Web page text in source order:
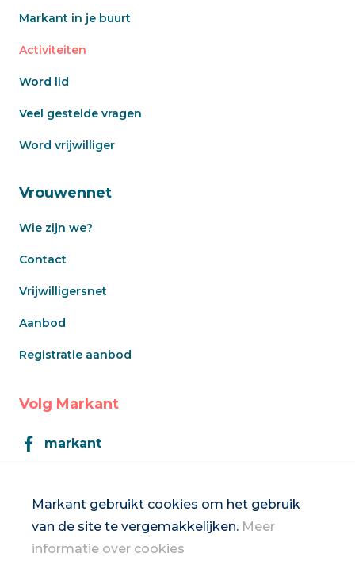
Markant gebruikt cookies om het gebruik
van de site te vergemakkelijken. Meer
informatie over cookies
Markant in je buurt
Activiteiten
Word lid
Veel gestelde vragen
Word vrijwilliger
Vrouwennet
Wie zijn we?
Contact
Vrijwilligersnet
Aanbod
Registratie aanbod
Volg Markant
markant
Inschrijven op de nieuwsbrief